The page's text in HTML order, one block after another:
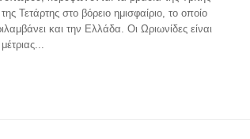
της Τετάρτης στο βόρειο ημισφαίριο, το οποίο
και την Ελλάδα. Οι Ωριωνίδες είναι
μέτριας...